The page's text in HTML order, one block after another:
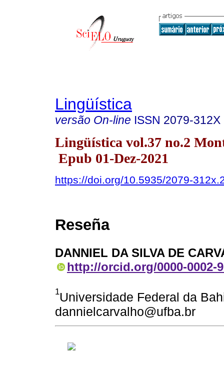
Lingüística
versão On-line ISSN 2079-312X
Lingüística vol.37 no.2
Epub 01-Dez-2021
https://doi.org/10.5935/2079-
Reseña
DANNIEL DA SILVA DE
http://orcid.org/0000-0002-
1Universidade Federal da
dannielcarvalho@ufba.br